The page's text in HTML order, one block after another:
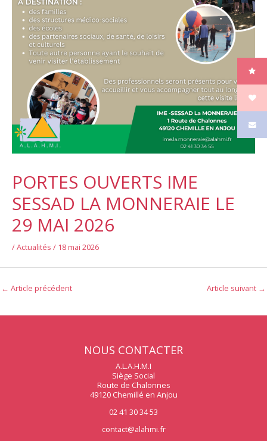
PORTES OUVERTS IME
SESSAD LA MONNERAIE LE
29 MAI 2026
/Actualités / 18 mai 2026
← Article précédent Article suivant →
NOUS CONTACTER
A.L.A.H.M.I
Siège Social
Route de Chalonnes
49120 Chemillé en Anjou
02 41 30 34 53
contact@alahmi.fr